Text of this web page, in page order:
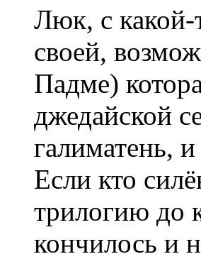
Люк, с какой-
своей,
Падме)
джедайской
галиматень,
Если кто
трилогию до
кончилось и